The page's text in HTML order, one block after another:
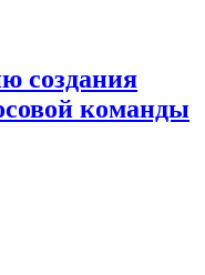
создания
команды